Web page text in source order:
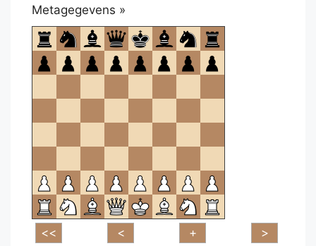
Metagegevens »
om
te
openen.